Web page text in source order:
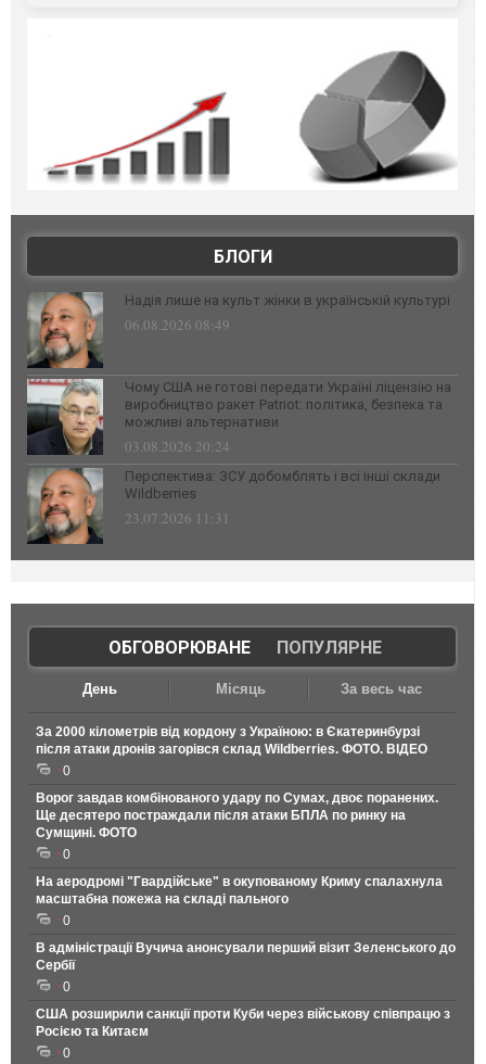
БЛОГИ
Надія лише на культ жінки в українській культурі
06.08.2026 08:49
Чому США не готові передати Україні ліцензію на
виробництво ракет Patriot: політика, безпека та
можливі альтернативи
03.08.2026 20:24
Перспектива: ЗСУ добомблять і всі інші склади
Wildberries
23.07.2026 11:31
ОБГОВОРЮВАНЕ| ПОПУЛЯРНЕ
День Місяць За весь час
За 2000 кілометрів від кордону з Україною: в Єкатеринбурзі
після атаки дронів загорівся склад Wildberries. ФОТО. ВІДЕО
0
Ворог завдав комбінованого удару по Сумах, двоє поранених.
Ще десятеро постраждали після атаки БПЛА по ринку на
Сумщині. ФОТО
0
На аеродромі "Гвардійське" в окупованому Криму спалахнула
масштабна пожежа на складі пального
0
В адміністрації Вучича анонсували перший візит Зеленського до
Сербії
0
США розширили санкції проти Куби через військову співпрацю з
Росією та Китаєм
0